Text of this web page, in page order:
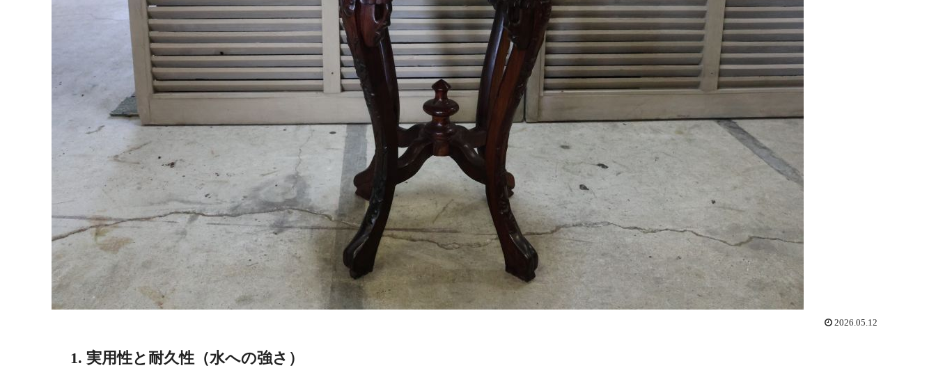
2026.05.12
1. 実用性と耐久性（水への強さ）